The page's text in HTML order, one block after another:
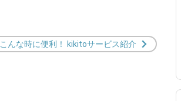
こんな時に便利！ kikitoサービス紹介